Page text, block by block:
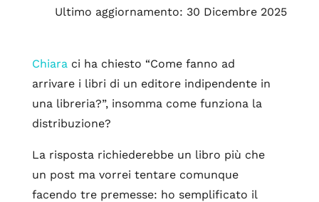
Ultimo aggiornamento: 30 Dicembre 2025
Chiaraci ha chiesto “Come fanno ad
arrivare i libri di un editore indipendente in
una libreria?”, insomma come funziona la
distribuzione?
La risposta richiederebbe un libro più che
un post ma vorrei tentare comunque
facendo tre premesse: ho semplificato il